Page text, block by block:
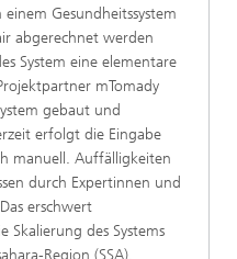
Gesundheitssystem
abgerechnet werden
System eine elementare
mTomady
gebaut und
erfolgt die Eingabe
manuell. Auffälligkeiten
durch Expertinnen und
erschwert
Skalierung des Systems
Region (SSA).